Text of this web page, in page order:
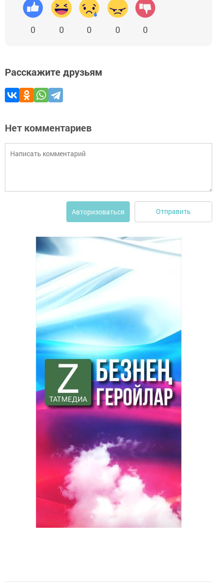
0 0 0 0 0
Расскажите друзьям
Нет комментариев
Авторизоваться Отправить